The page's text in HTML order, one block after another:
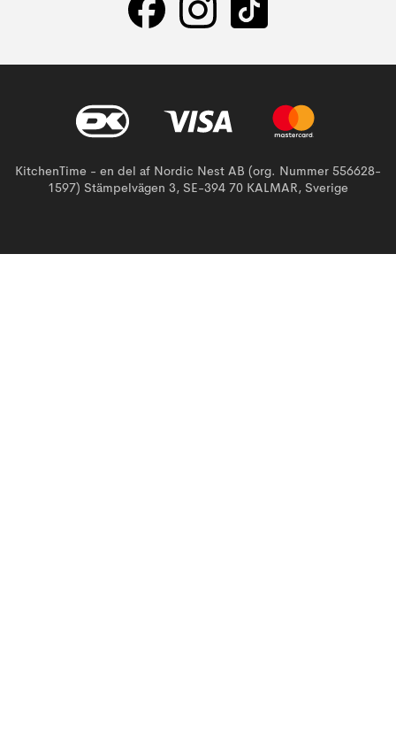
KitchenTime - en del af Nordic Nest AB (org. Nummer 556628-
1597) Stämpelvägen 3, SE-394 70 KALMAR, Sverige